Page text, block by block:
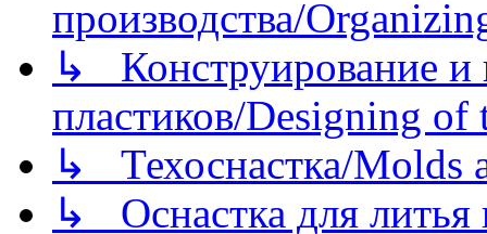
производства/
↳ Конструирование и
пластиков/Designing of
↳ Техоснастка/Molds
↳ Оснастка для литья